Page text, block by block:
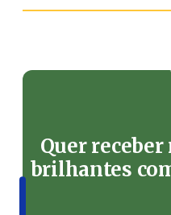
Quer
brilhantes